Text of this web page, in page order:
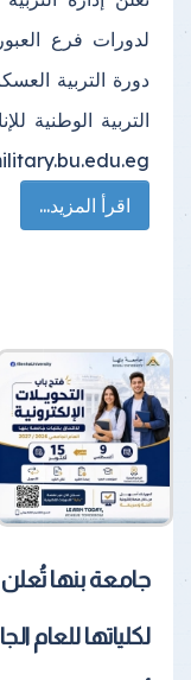
لدورات فرع
…
اقرأ المزيد...
جامعة بنها تُعلن